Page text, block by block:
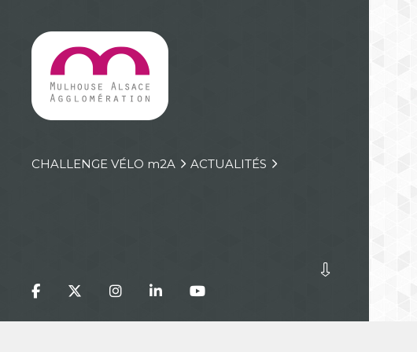
CHALLENGE VÉLO m2A ACTUALITÉS